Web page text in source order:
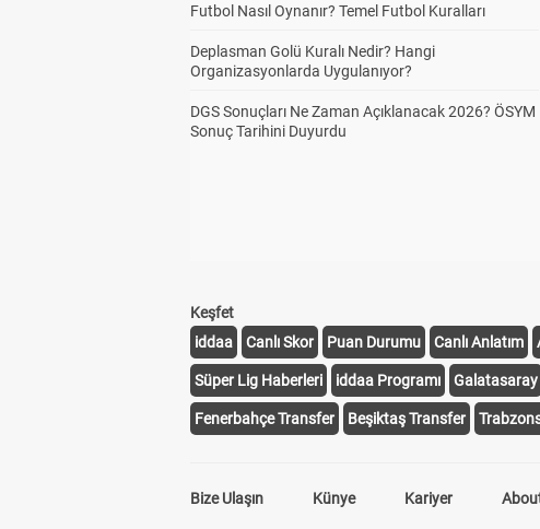
Futbol Nasıl Oynanır? Temel Futbol Kuralları
Deplasman Golü Kuralı Nedir? Hangi
Organizasyonlarda Uygulanıyor?
DGS Sonuçları Ne Zaman Açıklanacak 2026? ÖSYM
Sonuç Tarihini Duyurdu
Keşfet
iddaa
Canlı Skor Puan Durumu Canlı Anlatım
Süper Lig Haberleri iddaa Programı Galatasaray
Fenerbahçe Transfer Beşiktaş Transfer
Bize Ulaşın Künye Kariyer